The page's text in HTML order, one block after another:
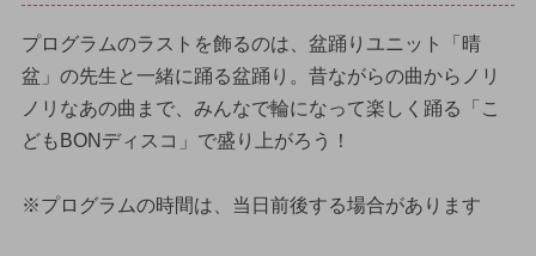
プログラムのラストを飾るのは、盆踊りユニット「晴
盆」の先生と一緒に踊る盆踊り。昔ながらの曲からノリ
ノリなあの曲まで、みんなで輪になって楽しく踊る「こ
どもBONディスコ」で盛り上がろう！
※プログラムの時間は、当日前後する場合があります